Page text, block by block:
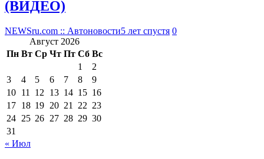
(ВИДЕО)
NEWSru.com :: Автоновости5 лет спустя 0
Август 2026
Пн Вт Ср Чт Пт Сб Вс
1
2
3
4 5 6 7 8
9
10 11 12 13 14 15 16
17 18 19 20 21 22 23
24 25 26 27 28 29 30
31
« Июл